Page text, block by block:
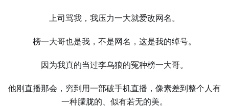
上司骂我，我压力⼀⼤就爱改网名。
榜⼀⼤哥也是我，不是网名，这是我的绰号。
因为我真的当过李乌狼的冤种榜⼀⼤哥。
他刚直播那会，穷到用⼀部破手机直播，像素差到整个⼈有
⼀种朦胧的、似有若无的美。